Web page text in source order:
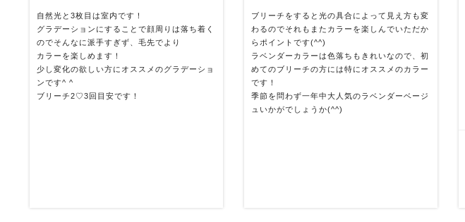
自然光と3枚目は室内です！
グラデーションにすることで顔周りは落ち着く
のでそんなに派手すぎず、毛先でより
カラーを楽しめます！
少し変化の欲しい方にオススメのグラデーショ
ンです^ ^
ブリーチ2♡3回目安です！
ブリーチをすると光の具合によって見え方も変
わるのでそれもまたカラーを楽しんでいただか
らポイントです(^^)
ラベンダーカラーは色落ちもきれいなので、初
めてのブリーチの方には特にオススメのカラー
です！
季節を問わず一年中大人気のラベンダーベージ
ュいかがでしょうか(^^)